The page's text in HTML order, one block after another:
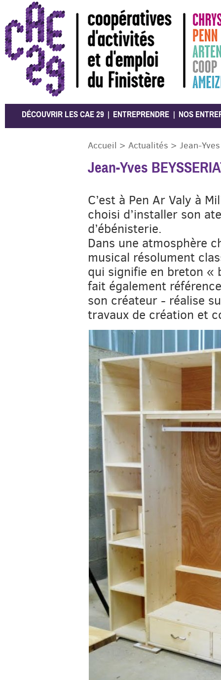
CAE 29
DÉCOUVRIR LES CAE 29 ENTREPRENDRE NOS
Accueil > Actualités > Jean-
Jean-Yves
C’est à Pen Ar Valy à
choisi d’installer son
d’ébénisterie.
Dans une atmosphère
musical résolument
qui signifie en breton «
fait également
son créateur - réalise
travaux de création et